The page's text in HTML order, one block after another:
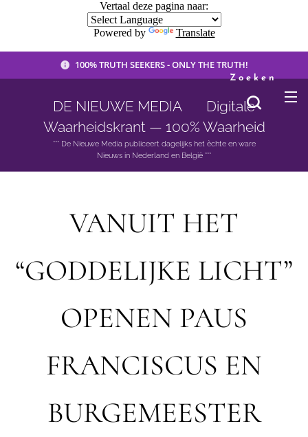
Vertaal deze pagina naar:
Powered by Translate
100% TRUTH SEEKERS - ONLY THE TRUTH!
DE NIEUWE MEDIA 🟣 Digitale
Waarheidskrant — 100% Waarheid
*** De Nieuwe Media publiceert dagelijks het èchte en ware
Nieuws in Nederland en België ***
Zoeken
VANUIT HET
“GODDELIJKE LICHT”
OPENEN PAUS
FRANCISCUS EN
BURGEMEESTER